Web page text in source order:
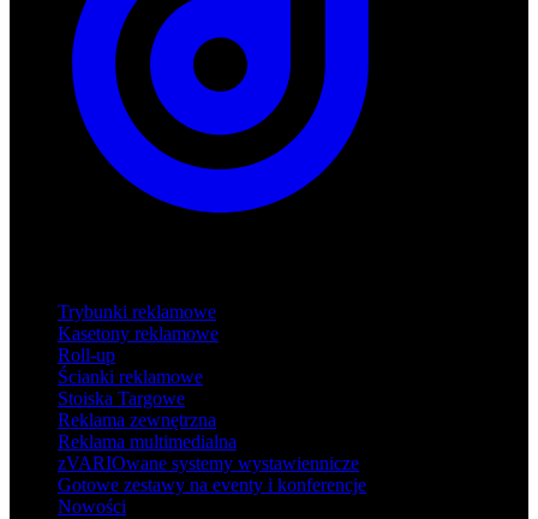
Trybunki reklamowe
Kasetony reklamowe
Roll-up
Ścianki reklamowe
Stoiska Targowe
Reklama zewnętrzna
Reklama multimedialna
zVARIOwane systemy wystawiennicze
Gotowe zestawy na eventy i konferencje
Nowości